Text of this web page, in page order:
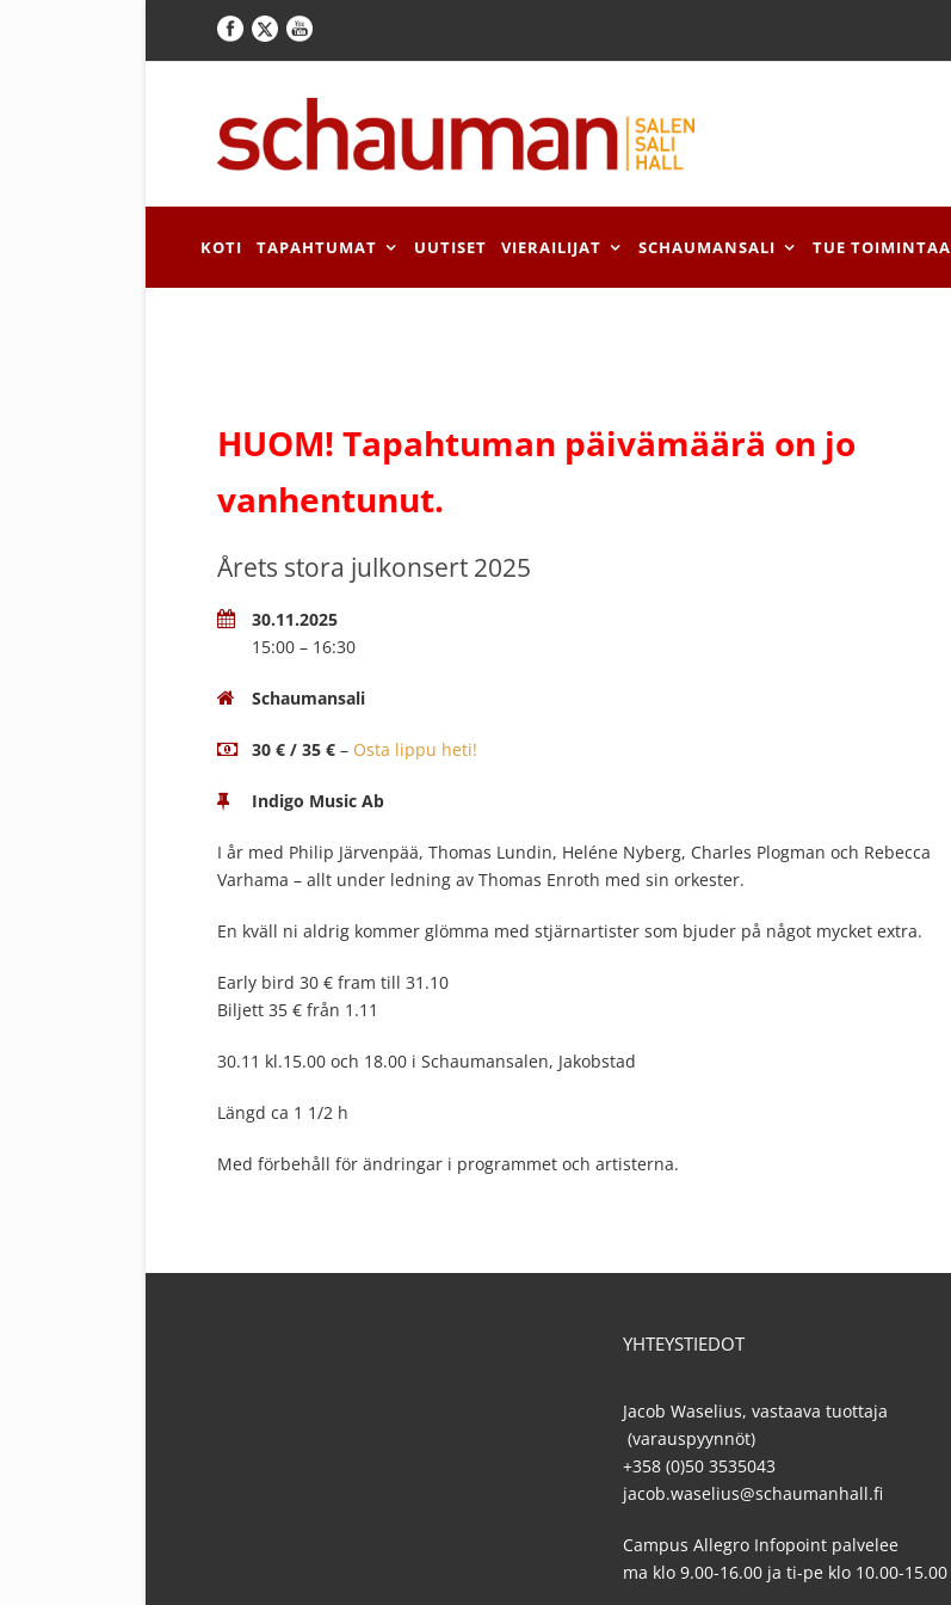
KOTI TAPAHTUMAT UUTISET VIERAILIJAT SCHAUMANSALI TUE TOIMINTAA
HUOM! Tapahtuman päivämäärä on jo
vanhentunut.
Årets stora julkonsert 2025
30.11.2025
15:00 – 16:30
Schaumansali
30 € / 35 € – Osta lippu heti!
Indigo Music Ab
I år med Philip Järvenpää, Thomas Lundin, Heléne Nyberg, Charles Plogman och Rebecca
Varhama – allt under ledning av Thomas Enroth med sin orkester.
En kväll ni aldrig kommer glömma med stjärnartister som bjuder på något mycket extra.
Early bird 30 € fram till 31.10
Biljett 35 € från 1.11
30.11 kl.15.00 och 18.00 i Schaumansalen, Jakobstad
Längd ca 1 1/2 h
Med förbehåll för ändringar i programmet och artisterna.
YHTEYSTIEDOT
Jacob Waselius, vastaava tuottaja
(varauspyynnöt)
+358 (0)50 3535043
jacob.waselius@schaumanhall.fi
Campus Allegro Infopoint palvelee
ma klo 9.00-16.00 ja ti-pe klo 10.00-15.00